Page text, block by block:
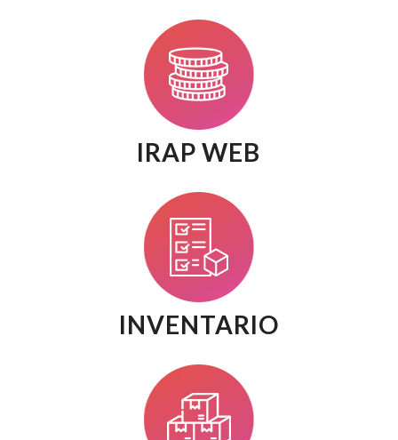
IRAP WEB
INVENTARIO